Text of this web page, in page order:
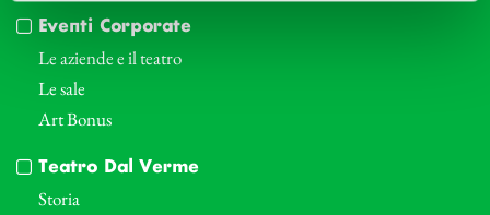
Eventi Corporate
Le aziende e il teatro
Le sale
Art Bonus
Teatro Dal Verme
Storia